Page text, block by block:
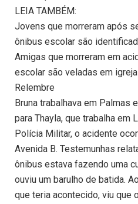
LEIA TAMBÉM:
Jovens que morreram após
ônibus escolar são
Amigas que morreram em
escolar são veladas em igreja
Relembre
Bruna trabalhava em Palmas
para Thayla, que trabalha em
Polícia Militar, o acidente
Avenida B. Testemunhas
ônibus estava fazendo uma
ouviu um barulho de batida.
que teria acontecido, viu que